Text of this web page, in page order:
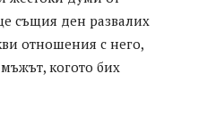
същия ден развалих
отношения с него,
когото бих